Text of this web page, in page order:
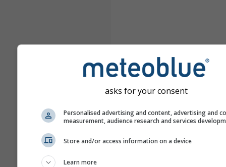
asks for your consent
Personalised advertising and content, advertising and
measurement, audience research and services
Store and/or access information on a device
Learn more